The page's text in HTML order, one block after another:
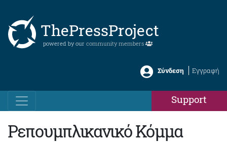
ThePressProject
powered by our community members
Σύνδεση Εγγραφή
Support
Ρεπουμπλικανικό Κόμμα